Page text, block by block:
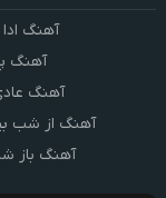
آهنگ
آهنگ
آهنگ
آهنگ از شب
آهنگ باز